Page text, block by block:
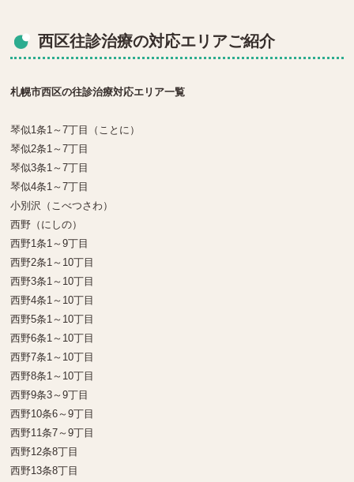
西区往診治療の対応エリアご紹介
札幌市西区の往診治療対応エリア一覧
琴似1条1～7丁目（ことに）
琴似2条1～7丁目
琴似3条1～7丁目
琴似4条1～7丁目
小別沢（こべつさわ）
西野（にしの）
西野1条1～9丁目
西野2条1～10丁目
西野3条1～10丁目
西野4条1～10丁目
西野5条1～10丁目
西野6条1～10丁目
西野7条1～10丁目
西野8条1～10丁目
西野9条3～9丁目
西野10条6～9丁目
西野11条7～9丁目
西野12条8丁目
西野13条8丁目